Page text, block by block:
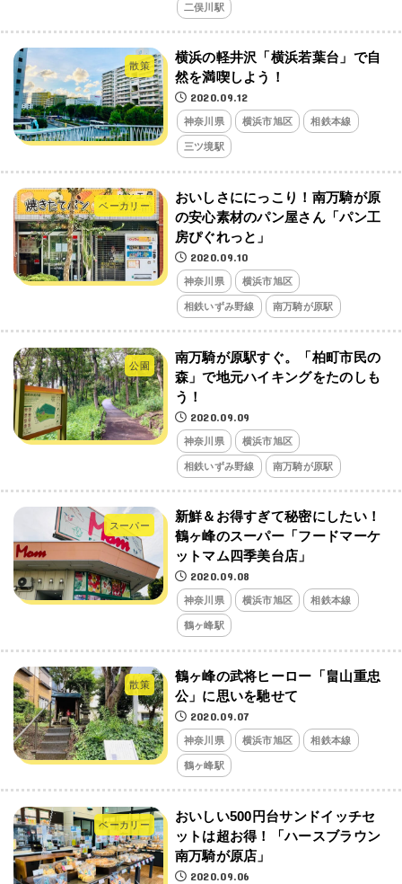
二俣川駅
散策
横浜の軽井沢「横浜若葉台」で自
然を満喫しよう！
2020.09.12
神奈川県 横浜市旭区 相鉄本線
三ツ境駅
ベーカリー
おいしさににっこり！南万騎が原
の安心素材のパン屋さん「パン工
房ぴぐれっと」
2020.09.10
神奈川県 横浜市旭区
相鉄いずみ野線 南万騎が原駅
公園
南万騎が原駅すぐ。「柏町市民の
森」で地元ハイキングをたのしも
う！
2020.09.09
神奈川県 横浜市旭区
相鉄いずみ野線 南万騎が原駅
スーパー
新鮮＆お得すぎて秘密にしたい！
鶴ヶ峰のスーパー「フードマーケ
ットマム四季美台店」
2020.09.08
神奈川県 横浜市旭区 相鉄本線
鶴ヶ峰駅
散策
鶴ヶ峰の武将ヒーロー「畠山重忠
公」に思いを馳せて
2020.09.07
神奈川県 横浜市旭区 相鉄本線
鶴ヶ峰駅
ベーカリー
おいしい500円台サンドイッチセ
ットは超お得！「ハースブラウン
南万騎が原店」
2020.09.06